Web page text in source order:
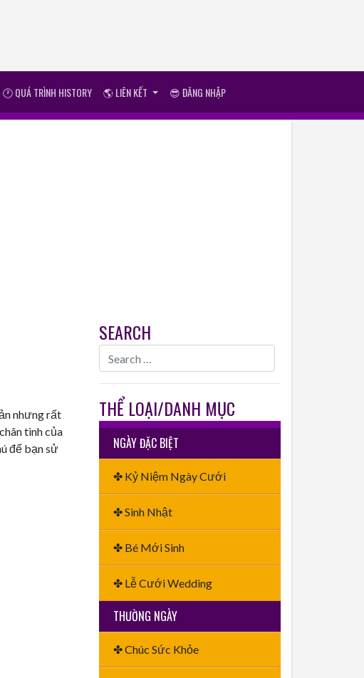
🕐 QUÁ TRÌNH HISTORY 🌎 LIÊN KẾT 😎 ĐĂNG NHẬP
nhưng rất
tình của
để bạn sử
SEARCH
THỂ LOẠI/DANH MỤC
NGÀY ĐẶC BIỆT
✤ Kỷ Niệm Ngày Cưới
✤ Sinh Nhật
✤ Bé Mới Sinh
✤ Lễ Cưới Wedding
THƯỜNG NGÀY
✤ Chúc Sức Khỏe